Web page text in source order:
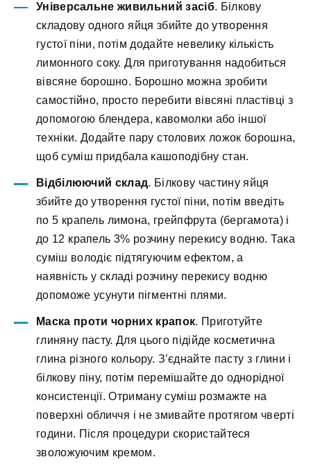
Універсальне живильний засіб. Білкову
складову одного яйця збийте до утворення
густої піни, потім додайте невелику кількість
лимонного соку. Для приготування надобиться
вівсяне борошно. Борошно можна зробити
самостійно, просто перебити вівсяні пластівці з
допомогою блендера, кавомолки або іншої
техніки. Додайте пару столових ложок борошна,
щоб суміш придбала кашоподібну стан.
Відбілюючий склад. Білкову частину яйця
збийте до утворення густої піни, потім введіть
по 5 крапель лимона, грейпфрута (бергамота) і
до 12 крапель 3% розчину перекису водню. Така
суміш володіє підтягуючим ефектом, а
наявність у складі розчину перекису водню
допоможе усунути пігментні плями.
Маска проти чорних крапок. Приготуйте
глиняну пасту. Для цього підійде косметична
глина різного кольору. З’єднайте пасту з глини і
білкову піну, потім перемішайте до однорідної
консистенції. Отриману суміш розмажте на
поверхні обличчя і не змивайте протягом чверті
години. Після процедури скористайтеся
зволожуючим кремом.